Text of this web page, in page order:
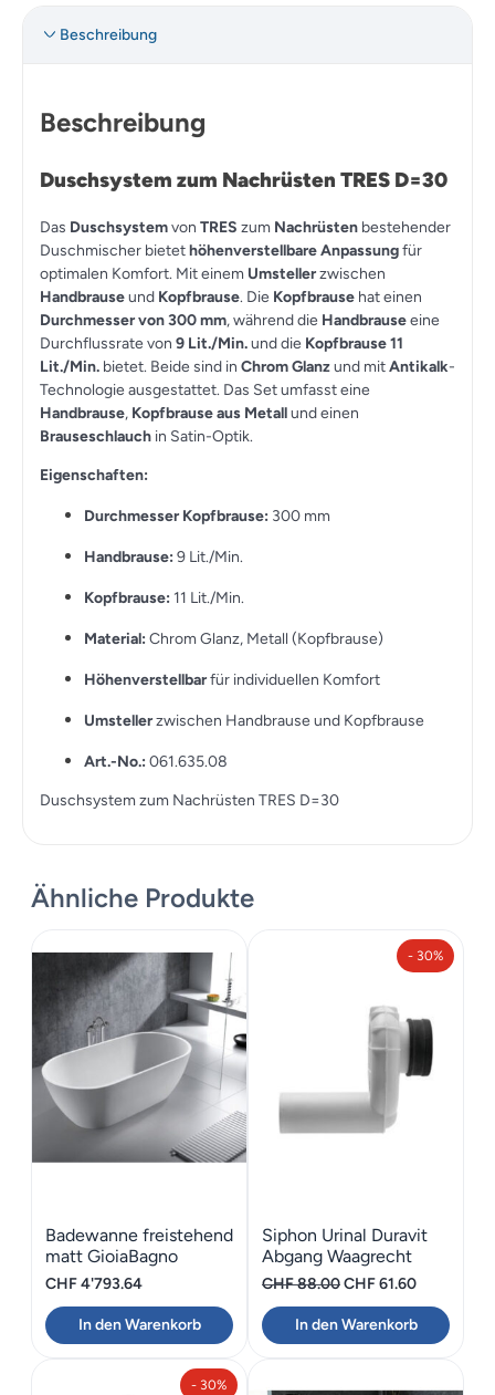
Beschreibung
Beschreibung
Duschsystem zum Nachrüsten TRES D=30
Das Duschsystemvon TRES zum Nachrüsten bestehender
Duschmischer bietethöhenverstellbare Anpassungfür
optimalen Komfort. Mit einem Umstellerzwischen
Handbrauseund Kopfbrause. Die Kopfbrause hat einen
Durchmesser von 300 mm, während die Handbrauseeine
Durchflussrate von 9 Lit./Min.und die Kopfbrause11
Lit./Min. bietet. Beide sind in Chrom Glanzund mitAntikalk-
Technologie ausgestattet. Das Set umfasst eine
Handbrause, Kopfbrause aus Metallund einen
Brauseschlauch in Satin-Optik.
Eigenschaften:
Durchmesser Kopfbrause: 300 mm
Handbrause: 9 Lit./Min.
Kopfbrause: 11 Lit./Min.
Material: Chrom Glanz, Metall (Kopfbrause)
Höhenverstellbarfür individuellen Komfort
Umstellerzwischen Handbrause und Kopfbrause
Art.-No.: 061.635.08
Duschsystem zum Nachrüsten TRES D=30
Ähnliche Produkte
Badewanne freistehend
matt GioiaBagno
Wanne Naomi-160
CHF4'793.64
In den Warenkorb
- 30%
Siphon Urinal Duravit
Abgang Waagrecht
CHF88.00Ursprünglicher
Preis
war:
CHF61.60Aktueller
Preis
ist:
In den Warenkorb
- 30%